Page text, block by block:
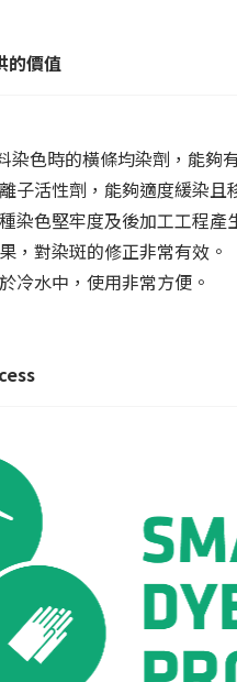
的價值
染色時的橫條均染劑，能夠
子活性劑，能夠適度緩染
染色堅牢度及後加工工程產
，對染斑的修正非常有效。
冷水中，使用非常方便。